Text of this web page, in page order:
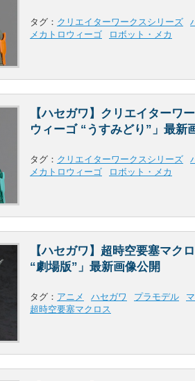
タグ： クリエイターワークスシリーズ
メカトロウィーゴ
ロボット・メカ
【ハセガワ】クリエイターワ
ウィーゴ “うすみどり”」最新
タグ： クリエイターワークスシリーズ
メカトロウィーゴ
ロボット・メカ
【ハセガワ】超時空要塞マク
“劇場版”」最新画像公開
タグ： アニメ ハセガワ プラモデル
超時空要塞マクロス